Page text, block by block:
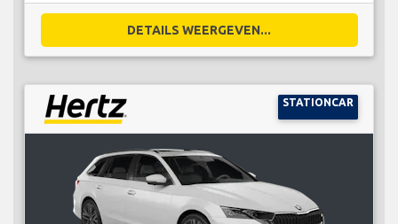
DETAILS WEERGEVEN...
STATIONCAR